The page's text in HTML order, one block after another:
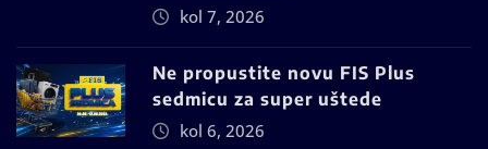
kol 7, 2026
Ne propustite novu FIS Plus
sedmicu za super uštede
kol 6, 2026